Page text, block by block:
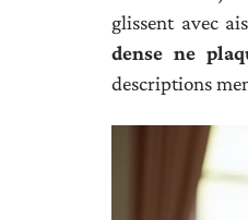
glissent avec
dense ne
descriptions